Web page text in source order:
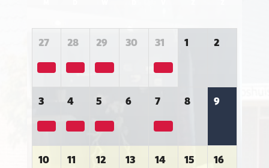
27 28 29 30 31 1 2
3 4 5 6 7 8 9
10 11 12 13 14 15 16